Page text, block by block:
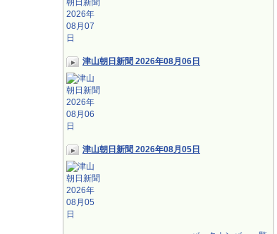
津山朝日新聞 2026年08月06日
津山朝日新聞 2026年08月05日